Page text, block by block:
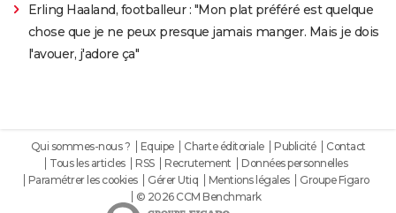
Erling Haaland, footballeur : "Mon plat préféré est quelque
chose que je ne peux presque jamais manger. Mais je dois
l'avouer, j'adore ça"
Qui sommes-nous ? Equipe Charte éditoriale Publicité
Contact
Tous les articles
RSS Recrutement
Données personnelles
Paramétrer les cookies
Gérer Utiq Mentions légales
Groupe Figaro
© 2026 CCM Benchmark